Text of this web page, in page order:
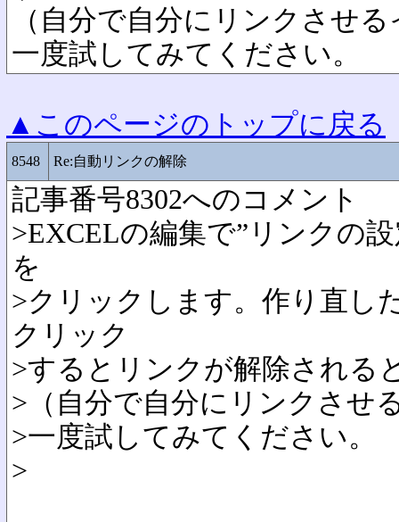
（自分で自分にリンクさせ
一度試してみてください。
▲このページのトップに戻る
8548 Re:自動リンクの解除
記事番号8302へのコメント
>EXCELの編集で”リンクの
を
>クリックします。作り直し
クリック
>するとリンクが解除される
>（自分で自分にリンクさせ
>一度試してみてください。
>